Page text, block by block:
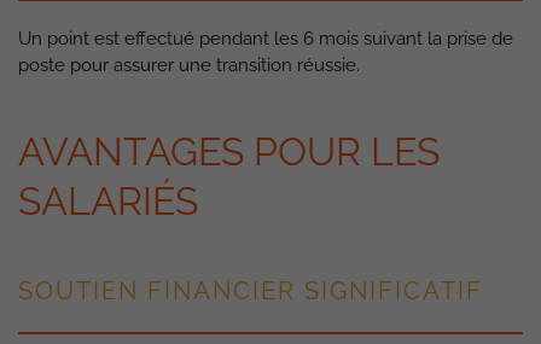
Un point est effectué pendant les 6 mois suivant la prise de
poste pour assurer une transition réussie.
AVANTAGES POUR LES
SALARIÉS
SOUTIEN FINANCIER SIGNIFICATIF